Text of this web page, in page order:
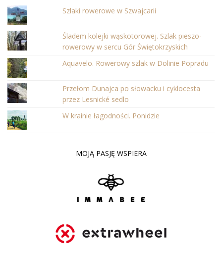
Szlaki rowerowe w Szwajcarii
Śladem kolejki wąskotorowej. Szlak pieszo-
rowerowy w sercu Gór Świętokrzyskich
Aquavelo. Rowerowy szlak w Dolinie Popradu
Przełom Dunajca po słowacku i cyklocesta
przez Lesnické sedlo
W krainie łagodności. Ponidzie
MOJĄ PASJĘ WSPIERA